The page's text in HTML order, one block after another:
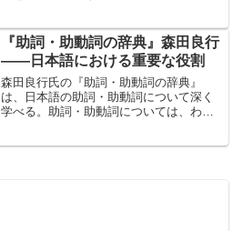
『助詞・助動詞の辞典』森田良行
――日本語における重要な役割
森田良行氏の『助詞・助動詞の辞典』
は、日本語の助詞・助動詞について深く
学べる。助詞・助動詞については、わか